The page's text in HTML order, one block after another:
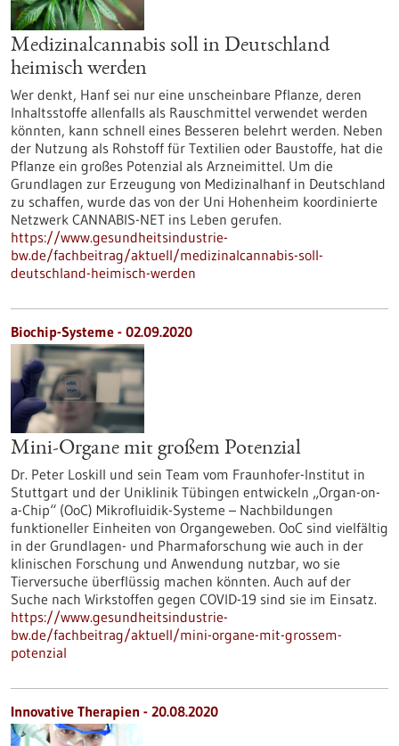
Medizinalcannabis soll in Deutschland
heimisch werden
Wer denkt, Hanf sei nur eine unscheinbare Pflanze, deren
Inhaltsstoffe allenfalls als Rauschmittel verwendet werden
könnten, kann schnell eines Besseren belehrt werden. Neben
der Nutzung als Rohstoff für Textilien oder Baustoffe, hat die
Pflanze ein großes Potenzial als Arzneimittel. Um die
Grundlagen zur Erzeugung von Medizinalhanf in Deutschland
zu schaffen, wurde das von der Uni Hohenheim koordinierte
Netzwerk CANNABIS-NET ins Leben gerufen.
https://www.gesundheitsindustrie-
bw.de/fachbeitrag/aktuell/medizinalcannabis-soll-
deutschland-heimisch-werden
Biochip-Systeme - 02.09.2020
Mini-Organe mit großem Potenzial
Dr. Peter Loskill und sein Team vom Fraunhofer-Institut in
Stuttgart und der Uniklinik Tübingen entwickeln „Organ-on-
a-Chip“ (OoC) Mikrofluidik-Systeme – Nachbildungen
funktioneller Einheiten von Organgeweben. OoC sind vielfältig
in der Grundlagen- und Pharmaforschung wie auch in der
klinischen Forschung und Anwendung nutzbar, wo sie
Tierversuche überflüssig machen könnten. Auch auf der
Suche nach Wirkstoffen gegen COVID-19 sind sie im Einsatz.
https://www.gesundheitsindustrie-
bw.de/fachbeitrag/aktuell/mini-organe-mit-grossem-
potenzial
Innovative Therapien - 20.08.2020